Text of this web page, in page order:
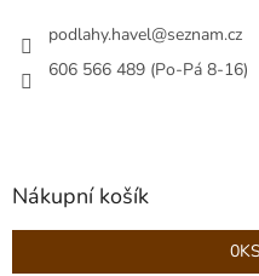
podlahy.havel@seznam.cz
606 566 489 (Po-Pá 8-16)
Nákupní košík
0